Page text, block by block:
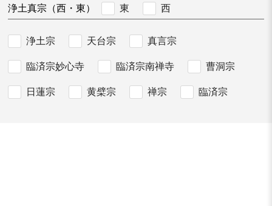
浄土真宗（西・東） 東 西
浄土宗 天台宗 真言宗
臨済宗妙心寺 臨済宗南禅寺 曹洞宗
日蓮宗 黄檗宗 禅宗 臨済宗